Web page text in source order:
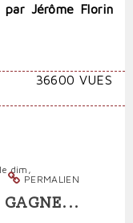
Jérôme Florin
36600 VUES
PERMALIEN
le dim,